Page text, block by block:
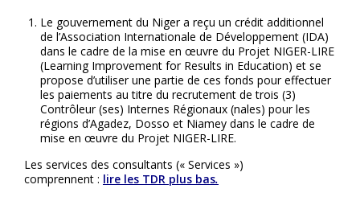
Le gouvernement du Niger a reçu un crédit additionnel
de l’Association Internationale de Développement (IDA)
dans le cadre de la mise en œuvre du Projet NIGER-LIRE
(Learning Improvement for Results in Education) et se
propose d’utiliser une partie de ces fonds pour effectuer
les paiements au titre du recrutement de trois (3)
Contrôleur (ses) Internes Régionaux (nales) pour les
régions d’Agadez, Dosso et Niamey dans le cadre de
mise en œuvre du Projet NIGER-LIRE.
Les services des consultants (« Services »)
comprennent : lire les TDR plus bas.